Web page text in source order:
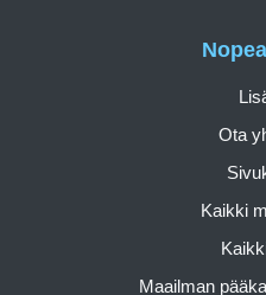
Ota
Kaikki
Maailman